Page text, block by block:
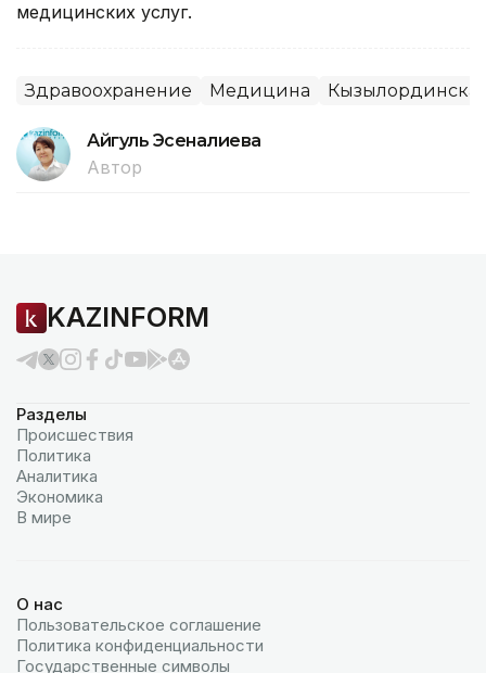
медицинских услуг.
Здравоохранение Медицина
Айгуль Эсеналиева
Автор
KAZINFORM
Разделы
Происшествия
Политика
Аналитика
Экономика
В мире
О нас
Пользовательское соглашение
Политика конфиденциальности
Государственные символы